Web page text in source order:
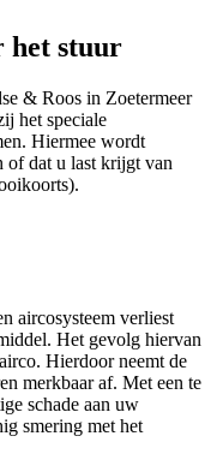
het stuur
& Roos in Zoetermeer
het speciale
Hiermee wordt
of dat u last krijgt van
aircosysteem verliest
Het gevolg hiervan
Hierdoor neemt de
merkbaar af. Met een te
schade aan uw
smering met het